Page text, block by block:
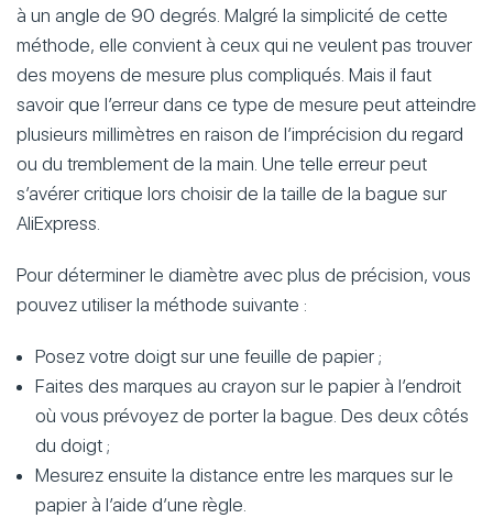
à un angle de 90 degrés. Malgré la simplicité de cette
méthode, elle convient à ceux qui ne veulent pas trouver
des moyens de mesure plus compliqués. Mais il faut
savoir que l’erreur dans ce type de mesure peut atteindre
plusieurs millimètres en raison de l’imprécision du regard
ou du tremblement de la main. Une telle erreur peut
s’avérer critique lors choisir de la taille de la bague sur
AliExpress.
Pour déterminer le diamètre avec plus de précision, vous
pouvez utiliser la méthode suivante :
Posez votre doigt sur une feuille de papier ;
Faites des marques au crayon sur le papier à l’endroit
où vous prévoyez de porter la bague. Des deux côtés
du doigt ;
Mesurez ensuite la distance entre les marques sur le
papier à l’aide d’une règle.